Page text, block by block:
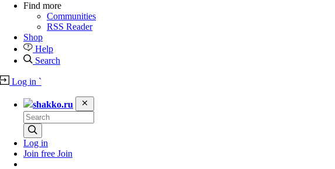
Find more
Communities
RSS Reader
Shop
Help
Search
Log in `
shakko.ru
Log in
Join free Join